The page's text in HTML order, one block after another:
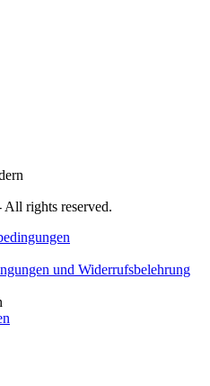
All rights reserved.
und Widerrufsbelehrung